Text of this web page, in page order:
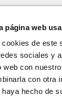
página web
cookies de este
sociales y
web con
con otra
haya hecho de
- a 6